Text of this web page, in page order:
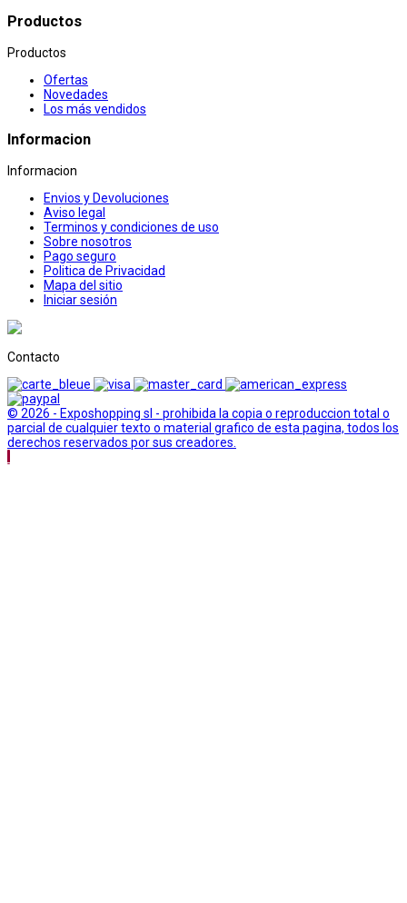
Productos
Productos
Ofertas
Novedades
Los más vendidos
Informacion
Informacion
Envios y Devoluciones
Aviso legal
Terminos y condiciones de uso
Sobre nosotros
Pago seguro
Politica de Privacidad
Mapa del sitio
Iniciar sesión
Contacto
© 2026 - Exposhopping sl - prohibida la copia o reproduccion total o
parcial de cualquier texto o material grafico de esta pagina, todos los
derechos reservados por sus creadores.